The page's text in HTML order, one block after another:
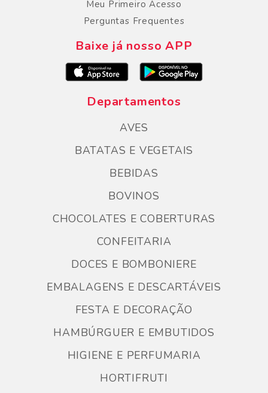
Meu Primeiro Acesso
Perguntas Frequentes
Baixe já nosso APP
Departamentos
AVES
BATATAS E VEGETAIS
BEBIDAS
BOVINOS
CHOCOLATES E COBERTURAS
CONFEITARIA
DOCES E BOMBONIERE
EMBALAGENS E DESCARTÁVEIS
FESTA E DECORAÇÃO
HAMBÚRGUER E EMBUTIDOS
HIGIENE E PERFUMARIA
HORTIFRUTI